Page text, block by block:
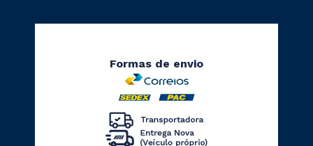
Formas de envio